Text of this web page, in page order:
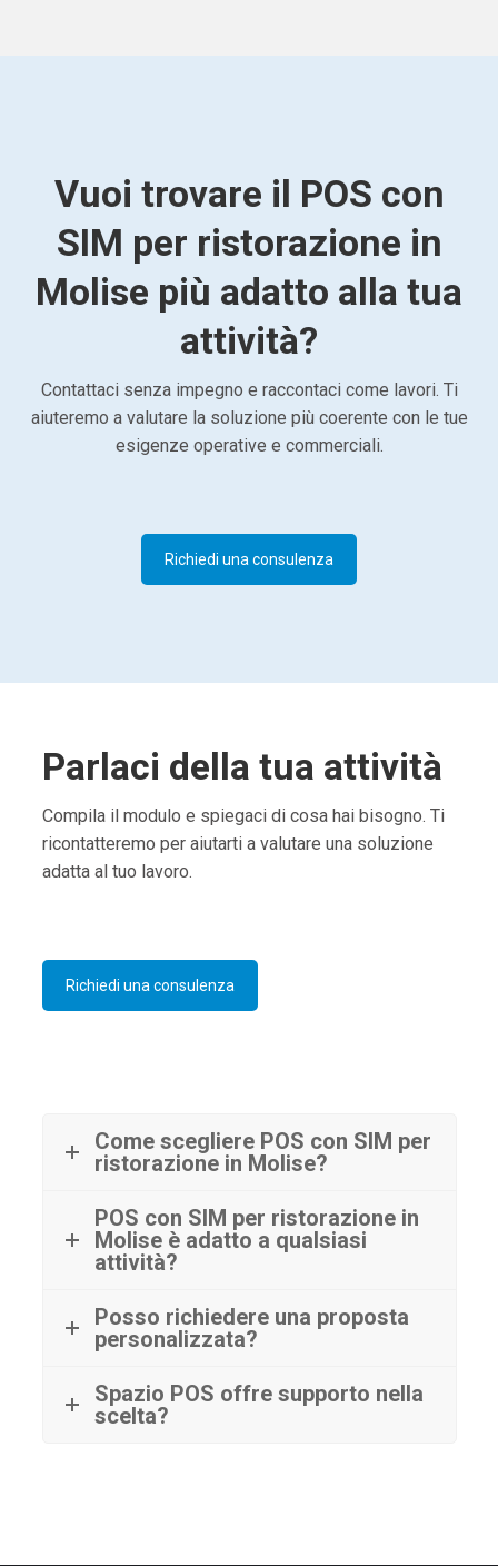
Vuoi trovare il POS con
SIM per ristorazione in
Molise più adatto alla tua
attività?
Contattaci senza impegno e raccontaci come lavori. Ti
aiuteremo a valutare la soluzione più coerente con le tue
esigenze operative e commerciali.
Richiedi una consulenza
Parlaci della tua attività
Compila il modulo e spiegaci di cosa hai bisogno. Ti
ricontatteremo per aiutarti a valutare una soluzione
adatta al tuo lavoro.
Richiedi una consulenza
Come scegliere POS con SIM per
ristorazione in Molise?
POS con SIM per ristorazione in
Molise è adatto a qualsiasi
attività?
Posso richiedere una proposta
personalizzata?
Spazio POS offre supporto nella
scelta?